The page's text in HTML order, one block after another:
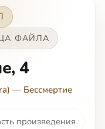
ФАЙЛА
4
— Бессмертие
произведения